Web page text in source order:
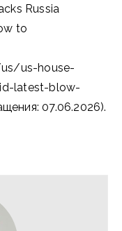
Russia
to
us-house-
latest-blow-
07.06.2026).